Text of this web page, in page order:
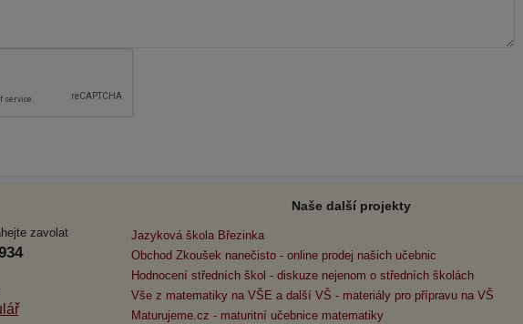
zavolat
Naše další projekty
Jazyková škola Březinka
Obchod Zkoušek nanečisto - online prodej našich učebnic
Hodnocení středních škol - diskuze nejenom o středních školách
Vše z matematiky na VŠE a další VŠ - materiály pro přípravu na VŠ
Maturujeme.cz - maturitní učebnice matematiky